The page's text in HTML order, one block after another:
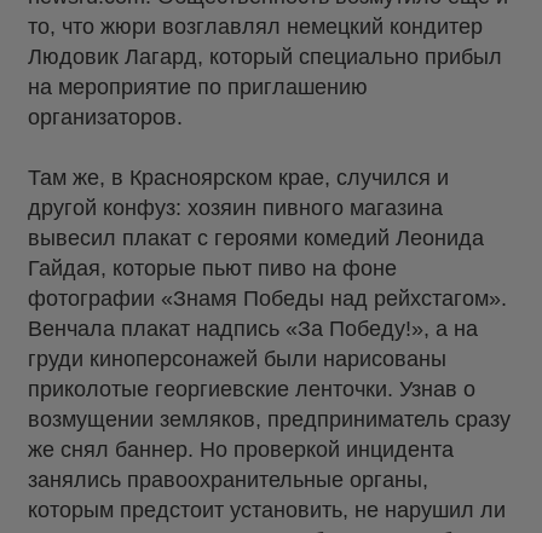
то, что жюри возглавлял немецкий кондитер
Людовик Лагард, который специально прибыл
на мероприятие по приглашению
организаторов.
Там же, в Красноярском крае, случился и
другой конфуз: хозяин пивного магазина
вывесил плакат с героями комедий Леонида
Гайдая, которые пьют пиво на фоне
фотографии «Знамя Победы над рейхстагом».
Венчала плакат надпись «За Победу!», а на
груди киноперсонажей были нарисованы
приколотые георгиевские ленточки. Узнав о
возмущении земляков, предприниматель сразу
же снял баннер. Но проверкой инцидента
занялись правоохранительные органы,
которым предстоит установить, не нарушил ли